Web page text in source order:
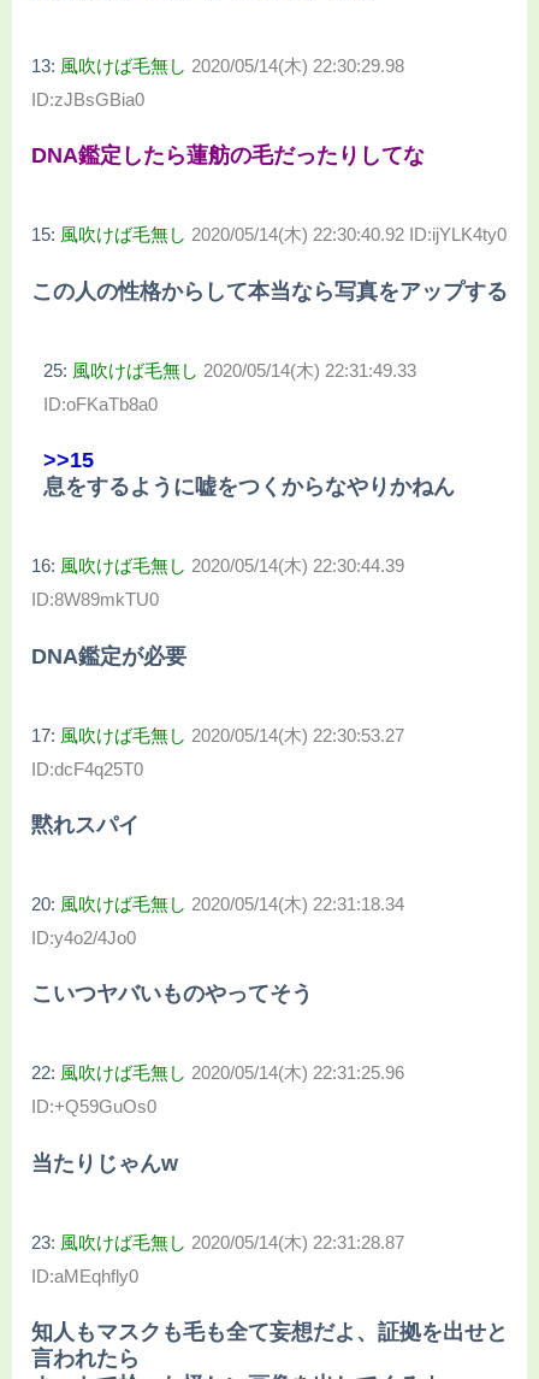
13: 風吹けば毛無し 2020/05/14(木) 22:30:29.98
ID:zJBsGBia0
DNA鑑定したら蓮舫の毛だったりしてな
15: 風吹けば毛無し 2020/05/14(木) 22:30:40.92 ID:ijYLK4ty0
この人の性格からして本当なら写真をアップする
25: 風吹けば毛無し 2020/05/14(木) 22:31:49.33
ID:oFKaTb8a0
>>15
息をするように嘘をつくからなやりかねん
16: 風吹けば毛無し 2020/05/14(木) 22:30:44.39
ID:8W89mkTU0
DNA鑑定が必要
17: 風吹けば毛無し 2020/05/14(木) 22:30:53.27
ID:dcF4q25T0
黙れスパイ
20: 風吹けば毛無し 2020/05/14(木) 22:31:18.34
ID:y4o2/4Jo0
こいつヤバいものやってそう
22: 風吹けば毛無し 2020/05/14(木) 22:31:25.96
ID:+Q59GuOs0
当たりじゃんw
23: 風吹けば毛無し 2020/05/14(木) 22:31:28.87
ID:aMEqhfly0
知人もマスクも毛も全て妄想だよ、証拠を出せと
言われたら